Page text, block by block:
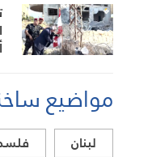
مواضيع
لبنان